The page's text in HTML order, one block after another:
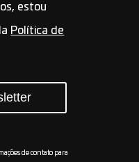
estou
Política de
de contato para